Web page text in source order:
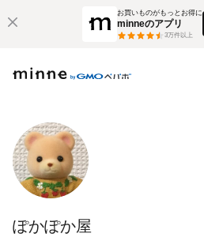
お買いものがもっとお得に
minneのアプリ
3万件以上
ぽかぽか屋